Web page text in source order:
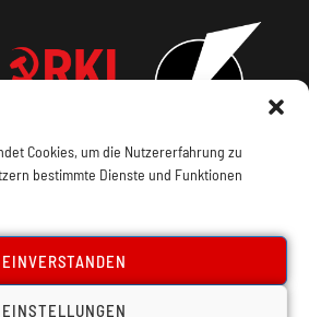
Cookies, um die Nutzererfahrung zu
bestimmte Dienste und Funktionen
EINVERSTANDEN
EINSTELLUNGEN
Kontakt